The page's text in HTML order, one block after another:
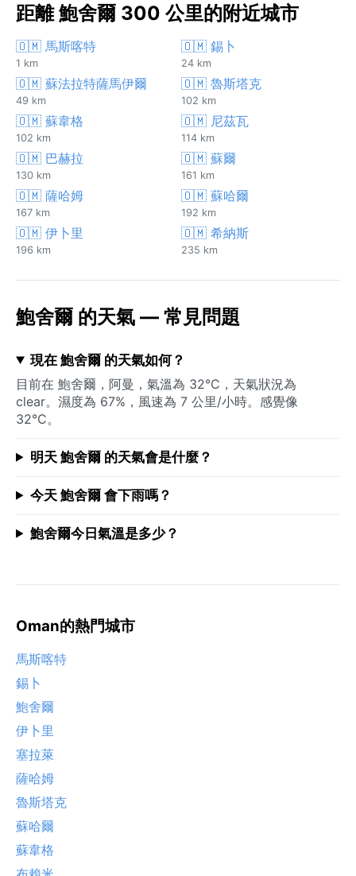
距離 鮑舍爾 300 公里的附近城市
🇴🇲 馬斯喀特
1 km
🇴🇲 錫卜
24 km
🇴🇲 蘇法拉特薩馬伊爾
49 km
🇴🇲 魯斯塔克
102 km
🇴🇲 蘇韋格
102 km
🇴🇲 尼茲瓦
114 km
🇴🇲 巴赫拉
130 km
🇴🇲 蘇爾
161 km
🇴🇲 薩哈姆
167 km
🇴🇲 蘇哈爾
192 km
🇴🇲 伊卜里
196 km
🇴🇲 希納斯
235 km
鮑舍爾 的天氣 — 常見問題
現在 鮑舍爾 的天氣如何？
目前在 鮑舍爾，阿曼，氣溫為 32°C，天氣狀況為
clear。濕度為 67%，風速為 7 公里/小時。感覺像
32°C。
明天 鮑舍爾 的天氣會是什麼？
今天 鮑舍爾 會下雨嗎？
鮑舍爾今日氣溫是多少？
Oman的熱門城市
馬斯喀特
錫卜
鮑舍爾
伊卜里
塞拉萊
薩哈姆
魯斯塔克
蘇哈爾
蘇韋格